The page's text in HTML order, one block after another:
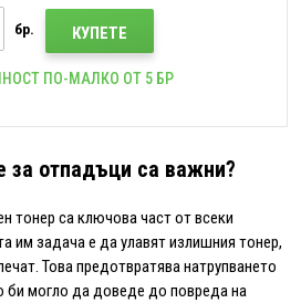
бр. КУПЕТЕ
ПО-МАЛКО ОТ 5 БР
за отпадъци са важни?
тонер са ключова част от всеки
им задача е да улавят излишния тонер,
Това предотвратява натрупването
би могло да доведе до повреда на